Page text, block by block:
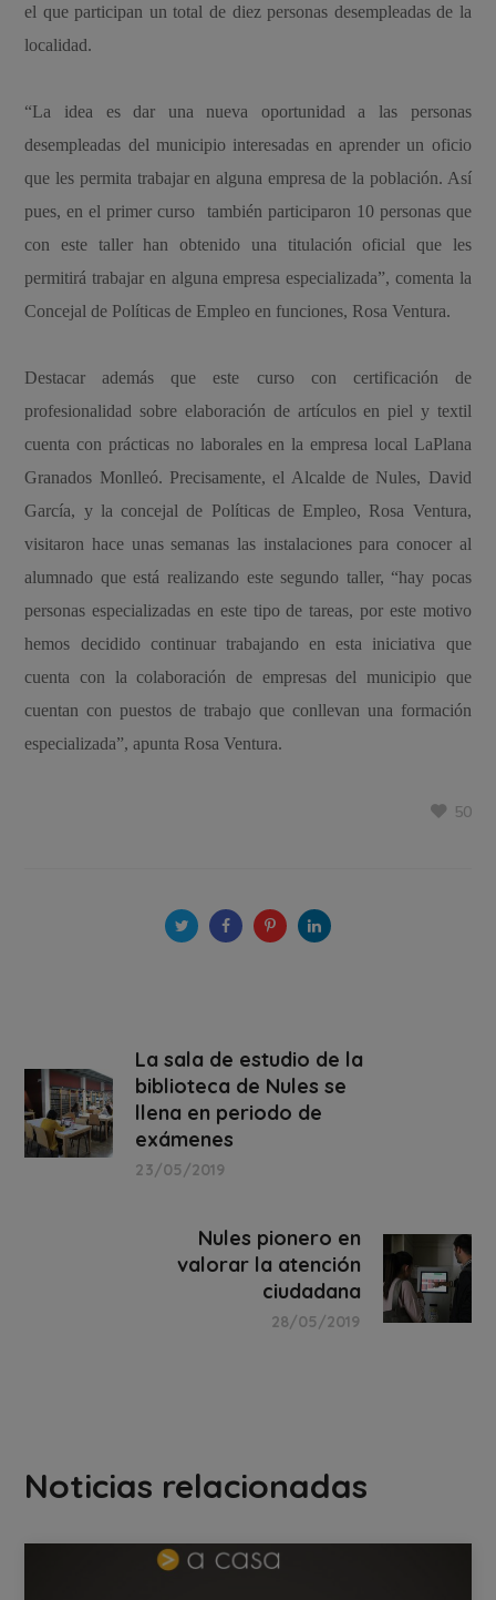
el que participan un total de diez personas desempleadas de la
localidad.
“La idea es dar una nueva oportunidad a las personas
desempleadas del municipio interesadas en aprender un oficio
que les permita trabajar en alguna empresa de la población. Así
pues, en el primer curso también participaron 10 personas que
con este taller han obtenido una titulación oficial que les
permitirá trabajar en alguna empresa especializada”, comenta la
Concejal de Políticas de Empleo en funciones, Rosa Ventura.
Destacar además que este curso con certificación de
profesionalidad sobre elaboración de artículos en piel y textil
cuenta con prácticas no laborales en la empresa local LaPlana
Granados Monlleó. Precisamente, el Alcalde de Nules, David
García, y la concejal de Políticas de Empleo, Rosa Ventura,
visitaron hace unas semanas las instalaciones para conocer al
alumnado que está realizando este segundo taller, “hay pocas
personas especializadas en este tipo de tareas, por este motivo
hemos decidido continuar trabajando en esta iniciativa que
cuenta con la colaboración de empresas del municipio que
cuentan con puestos de trabajo que conllevan una formación
especializada”, apunta Rosa Ventura.
50
La sala de estudio de la
biblioteca de Nules se
llena en periodo de
exámenes
23/05/2019
Nules pionero en
valorar la atención
ciudadana
28/05/2019
Noticias relacionadas